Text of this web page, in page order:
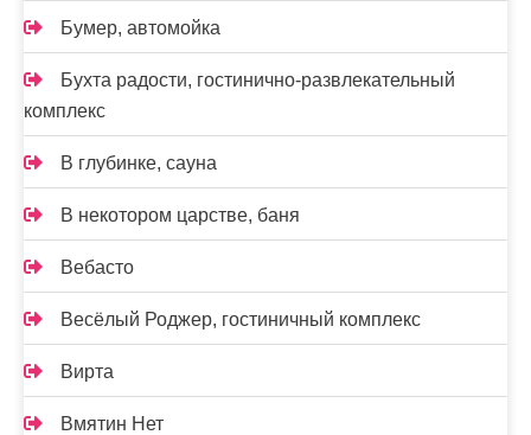
Бумер, автомойка
Бухта радости, гостинично-развлекательный
комплекс
В глубинке, сауна
В некотором царстве, баня
Вебасто
Весёлый Роджер, гостиничный комплекс
Вирта
Вмятин Нет